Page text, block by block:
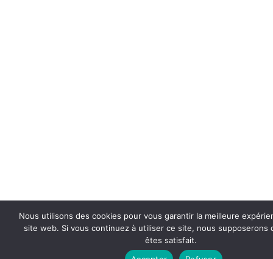
Nous utilisons des cookies pour vous garantir la meilleure
site web. Si vous continuez à utiliser ce site, nous supposerons
êtes satisfait.